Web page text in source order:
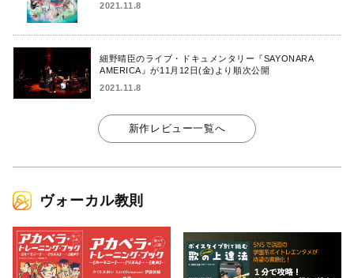
2021.11.8
細野晴臣のライブ・ドキュメンタリー『SAYONARA
AMERICA』が11月12日(金)より順次公開
2021.11.8
新作レビュー一覧へ
ヴォーカル教則